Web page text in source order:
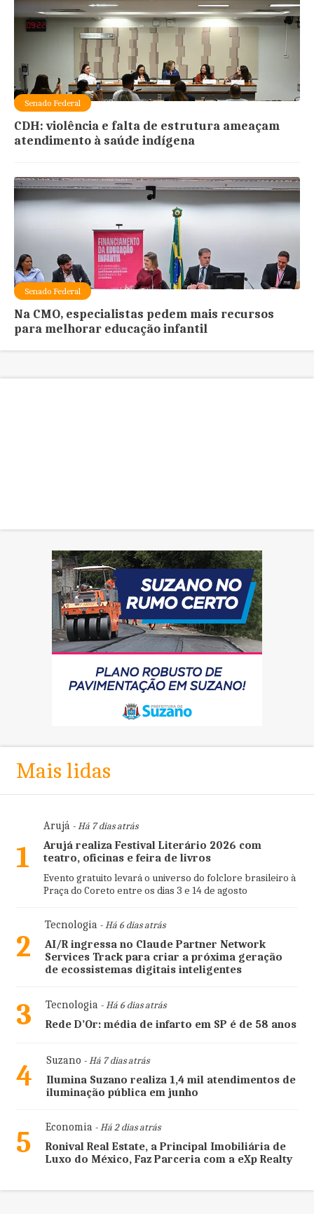
Senado Federal
CDH: violência e falta de estrutura ameaçam
atendimento à saúde indígena
Senado Federal
Na CMO, especialistas pedem mais recursos
para melhorar educação infantil
Mais lidas
1
Arujá- Há 7 dias atrás
Arujá realiza Festival Literário 2026 com
teatro, oficinas e feira de livros
Evento gratuito levará o universo do folclore brasileiro à
Praça do Coreto entre os dias 3 e 14 de agosto
2
Tecnologia- Há 6 dias atrás
AI/R ingressa no Claude Partner Network
Services Track para criar a próxima geração
de ecossistemas digitais inteligentes
3 Tecnologia- Há 6 dias atrás
Rede D’Or: média de infarto em SP é de 58 anos
4 Suzano - Há 7 dias atrás
Ilumina Suzano realiza 1,4 mil atendimentos de
iluminação pública em junho
5 Economia- Há 2 dias atrás
Ronival Real Estate, a Principal Imobiliária de
Luxo do México, Faz Parceria com a eXp Realty